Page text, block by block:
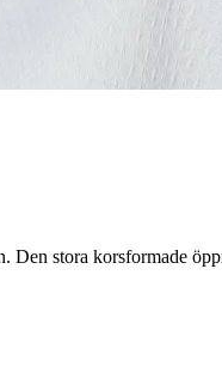
stora korsformade